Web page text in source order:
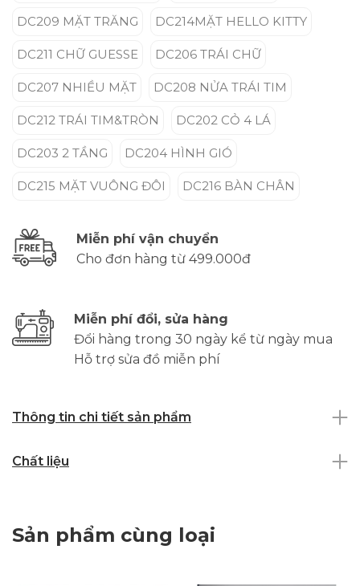
DC209 MẶT TRĂNG DC214MẶT HELLO KITTY
DC211 CHỮ GUESSE DC206 TRÁI CHỮ
DC207 NHIỀU MẶT DC208 NỬA TRÁI TIM
DC212 TRÁI TIM&TRÒN DC202 CỎ 4 LÁ
DC203 2 TẦNG DC204 HÌNH GIÓ
DC215 MẶT VUÔNG ĐÔI DC216 BÀN CHÂN
Miễn phí vận chuyển
Cho đơn hàng từ 499.000đ
Miễn phí đổi, sửa hàng
Đổi hàng trong 30 ngày kể từ ngày mua
Hỗ trợ sửa đồ miễn phí
Thông tin chi tiết sản phẩm
Chất liệu
Sản phẩm cùng loại